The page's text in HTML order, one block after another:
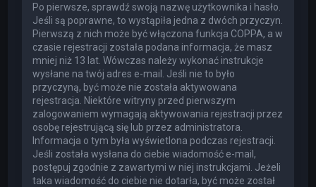
Po pierwsze, sprawdź swoją nazwę użytkownika i hasło.
Jeśli są poprawne, to wystąpiła jedna z dwóch przyczyn.
Pierwszą z nich może być włączona funkcja COPPA, a w
czasie rejestracji została podana informacja, że masz
mniej niż 13 lat. Wówczas należy wykonać instrukcje
wysłane na twój adres e-mail. Jeśli nie to było
przyczyną, być może nie została aktywowana
rejestracja. Niektóre witryny przed pierwszym
zalogowaniem wymagają aktywowania rejestracji przez
osobę rejestrującą się lub przez administratora.
Informacja o tym była wyświetlona podczas rejestracji.
Jeśli została wysłana do ciebie wiadomość e-mail,
postępuj zgodnie z zawartymi w niej instrukcjami. Jeżeli
taka wiadomość do ciebie nie dotarła, być może został